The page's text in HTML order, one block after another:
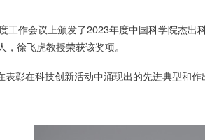
作会议上颁发了2023年度中国科学院杰出
徐飞虎教授荣获该奖项。
在科技创新活动中涌现出的先进典型和作